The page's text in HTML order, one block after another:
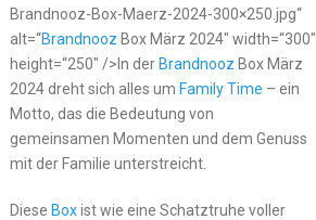
Brandnooz-Box-Maerz-2024-300×250.jpg“
alt=“Brandnooz Box März 2024″ width=“300″
height=“250″ />In derBrandnooz Box März
2024 dreht sich alles um Family Time – ein
Motto, das die Bedeutung von
gemeinsamen Momenten und dem Genuss
mit der Familie unterstreicht.
Diese Boxist wie eine Schatztruhe voller